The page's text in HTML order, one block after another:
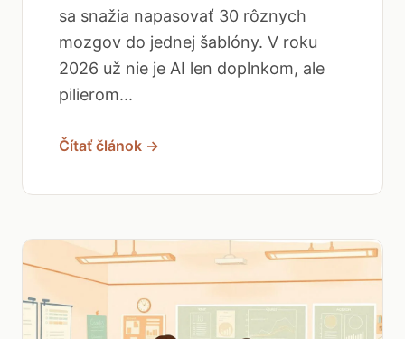
sa snažia napasovať 30 rôznych
mozgov do jednej šablóny. V roku
2026 už nie je AI len doplnkom, ale
pilierom...
Čítať článok →